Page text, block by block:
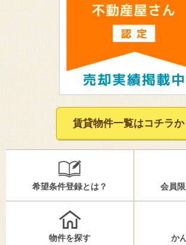
賃貸物件一覧はコチラか
希望条件登録とは？ 会員
物件を探す か